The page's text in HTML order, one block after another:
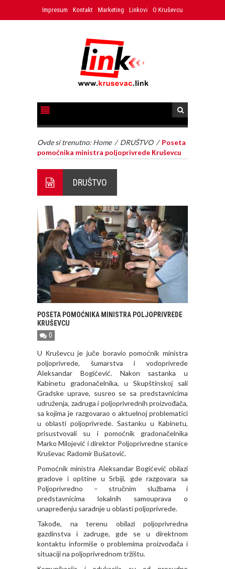
Impresum Kontakt Marketing Linkovi O Kruševcu
Ovde si trenutno: Home / DRUŠTVO / Poseta
pomoćnika ministra poljoprivrede Кruševcu
DRUŠTVO
POSETA POMOĆNIKA MINISTRA POLJOPRIVREDE
КRUŠEVCU
0
U Кruševcu je juče boravio pomoćnik ministra
poljoprivrede, šumarstva i vodoprivrede
Aleksandar Bogićević. Nakon sastanka u
Кabinetu gradonačelnika, u Skupštinskoj sali
Gradske uprave, susreo se sa predstavnicima
udruženja, zadruga i poljoprivrednih proizvođača,
sa kojima je razgovarao o aktuelnoj problematici
u oblasti poljoprivrede. Sastanku u Кabinetu,
prisustvovali su i pomoćnik gradonačelnika
Marko Milojević i direktor Poljoprivredne stanice
Кruševac Radomir Bušatović.
Pomoćnik ministra Aleksandar Bogićević obilazi
gradove i opštine u Srbiji, gde razgovara sa
Poljoprivredno – stručnim službama i
predstavnicima lokalnih samouprava o
unapređenju saradnje u oblasti poljoprivrede.
Takođe, na terenu obilazi poljoprivredna
gazdinstva i zadruge, gde se u direktnom
kontaktu informiše o problemima proizvođača i
situaciji na poljoprivrednom tržištu.